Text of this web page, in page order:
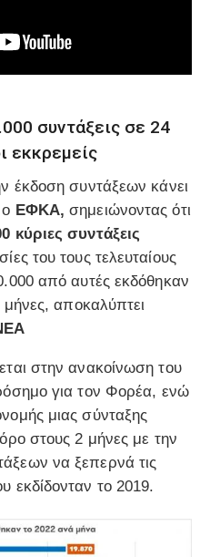
συντάξεις σε 24
εκκρεμείς
έκδοση συντάξεων κάνει
ΕΦΚΑ, σημειώνοντας ότι
κύριες συντάξεις
του τους τελευταίους
από αυτές εκδόθηκαν
μήνες, αποκαλύπτει
στην ανακοίνωση του
για τον Φορέα, ενώ
μιας σύνταξης
στους 2 μήνες με την
να ξεπερνά τις
το 2019.